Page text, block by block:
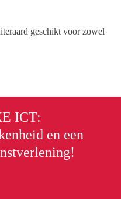
geschikt voor zowel
ICT:
en een